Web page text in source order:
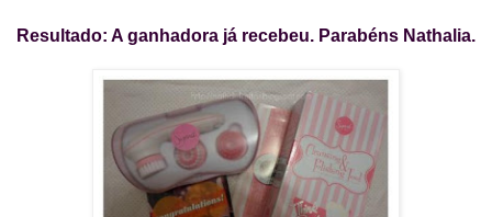
Resultado: A ganhadora já recebeu. Parabéns Nathalia.